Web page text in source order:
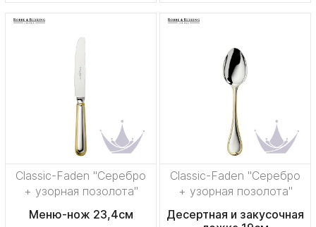
Classic-Faden "Серебро
+ узорная позолота"
Меню-нож 23,4см
Classic-Faden "Серебро
+ узорная позолота"
Десертная и закусочная